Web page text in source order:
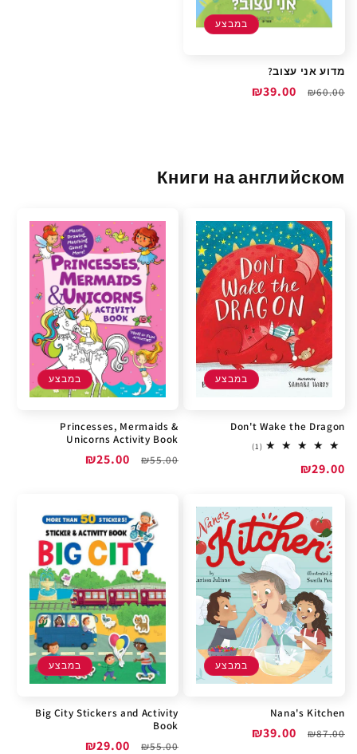
במבצע
מדוע אני עצוב?
מחיר
₪60.00
מחיר
₪39.00
Книги на английском
במבצע
Don't Wake the Dragon
(1)
1
מחיר
₪29.00
במבצע
Princesses, Mermaids &
Unicorns Activity Book
מחיר
₪55.00
מחיר
₪25.00
במבצע
Nana's Kitchen
מחיר
₪87.00
מחיר
₪39.00
במבצע
Big City Stickers and Activity
Book
מחיר
₪55.00
מחיר
₪29.00